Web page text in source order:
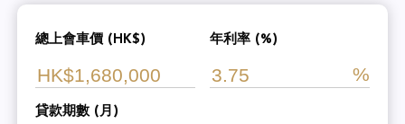
總上會車價 (HK$) 年利率 (%)
貸款期數 (月)